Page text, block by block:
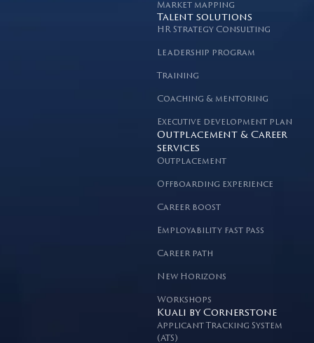
Market mapping
Talent solutions
HR Strategy Consulting
Leadership program
Training
Coaching & mentoring
Executive development plan
Outplacement & Career
services
Outplacement
Offboarding experience
Career boost
Employability fast pass
Career path
New Horizons
Workshops
Kuali by Cornerstone
Applicant Tracking System
(ATS)